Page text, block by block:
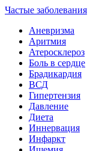
Частые заболевания
Аневризма
Аритмия
Атеросклероз
Боль в сердце
Брадикардия
ВСД
Гипертензия
Давление
Диета
Иннервация
Инфаркт